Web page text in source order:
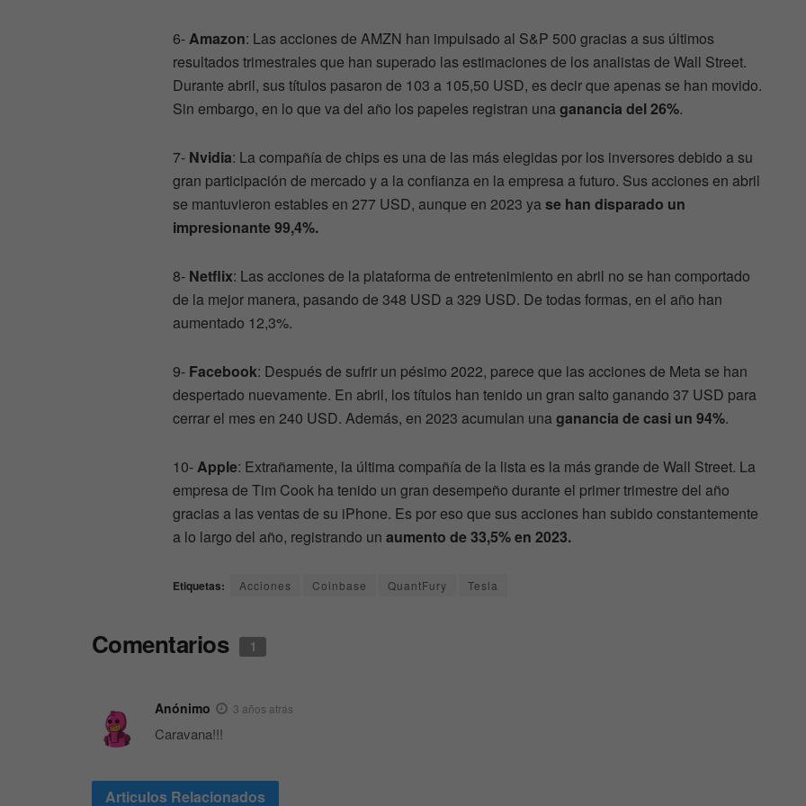
6-Amazon: Las acciones de AMZN han impulsado al S&P 500 gracias a sus últimos
resultados trimestrales que han superado las estimaciones de los analistas de Wall Street.
Durante abril, sus títulos pasaron de 103 a 105,50 USD, es decir que apenas se han movido.
Sin embargo, en lo que va del año los papeles registran unaganancia del 26%.
7- Nvidia: La compañía de chips es una de las más elegidas por los inversores debido a su
gran participación de mercado y a la confianza en la empresa a futuro. Sus acciones en abril
se mantuvieron estables en 277 USD, aunque en 2023 yase han disparado un
impresionante 99,4%.
8- Netflix: Las acciones de la plataforma de entretenimiento en abril no se han comportado
de la mejor manera, pasando de 348 USD a 329 USD. De todas formas, en el año han
aumentado 12,3%.
9- Facebook: Después de sufrir un pésimo 2022, parece que las acciones de Meta se han
despertado nuevamente. En abril, los títulos han tenido un gran salto ganando 37 USD para
cerrar el mes en 240 USD. Además, en 2023 acumulan unaganancia de casi un 94%.
10-Apple: Extrañamente, la última compañía de la lista es la más grande de Wall Street. La
empresa de Tim Cook ha tenido un gran desempeño durante el primer trimestre del año
gracias a las ventas de su iPhone. Es por eso que sus acciones han subido constantemente
a lo largo del año, registrando un aumento de 33,5% en 2023.
Etiquetas: Acciones Coinbase QuantFury Tesla
Comentarios 1
Anónimo 3 años atrás
Caravana!!!
Articulos Relacionados